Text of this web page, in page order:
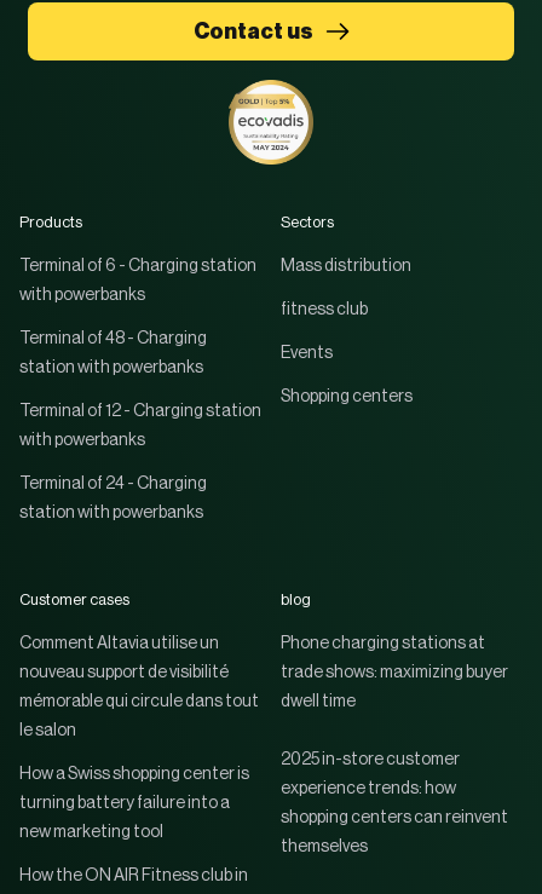
Contact us
Products
Terminal of 6 - Charging station
with powerbanks
Terminal of 48 - Charging
station with powerbanks
Terminal of 12 - Charging station
with powerbanks
Terminal of 24 - Charging
station with powerbanks
Sectors
Mass distribution
fitness club
Events
Shopping centers
Customer cases
Comment Altavia utilise un
nouveau support de visibilité
mémorable qui circule dans tout
le salon
How a Swiss shopping center is
turning battery failure into a
new marketing tool
How the ON AIR Fitness club in
blog
Phone charging stations at
trade shows: maximizing buyer
dwell time
2025 in-store customer
experience trends: how
shopping centers can reinvent
themselves